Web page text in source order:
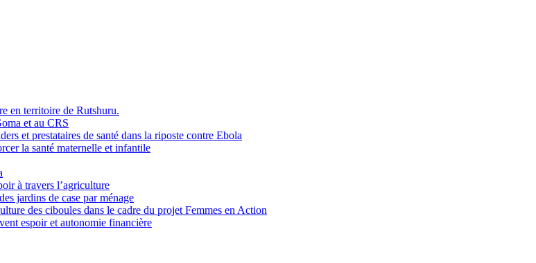
en territoire de Rutshuru.
et au CRS
et prestataires de santé dans la riposte contre Ebola
la santé maternelle et infantile
à travers l’agriculture
jardins de case par ménage
des ciboules dans le cadre du projet Femmes en Action
espoir et autonomie financière